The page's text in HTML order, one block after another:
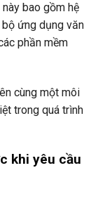
bao gồm hệ
bộ ứng dụng văn
phần mềm
cùng một môi
trong quá trình
khi yêu cầu